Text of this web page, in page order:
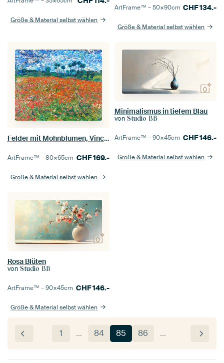
Größe & Material selbst wählen
ArtFrame™ –50×90cm CHF134.-
Größe & Material selbst wählen
Felder mit Mohnblumen, Vincent van Gogh
ArtFrame™ –80×65cm CHF169.-
Größe & Material selbst wählen
Minimalismus in tiefem Blau
von Studio BB
ArtFrame™ –90×45cm CHF146.-
Größe & Material selbst wählen
Rosa Blüten
von Studio BB
ArtFrame™ –90×45cm CHF146.-
Größe & Material selbst wählen
1 … 84 85 86 …